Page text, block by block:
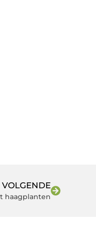
VOLGENDE
haagplanten